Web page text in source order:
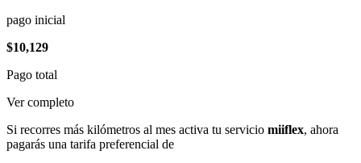
pago inicial
$10,129
Pago total
Ver completo
Si recorres más kilómetros al mes activa tu servicio miiflex, ahora
pagarás una tarifa preferencial de